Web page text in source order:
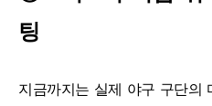
팅
지금까지는 실제 야구 구단의